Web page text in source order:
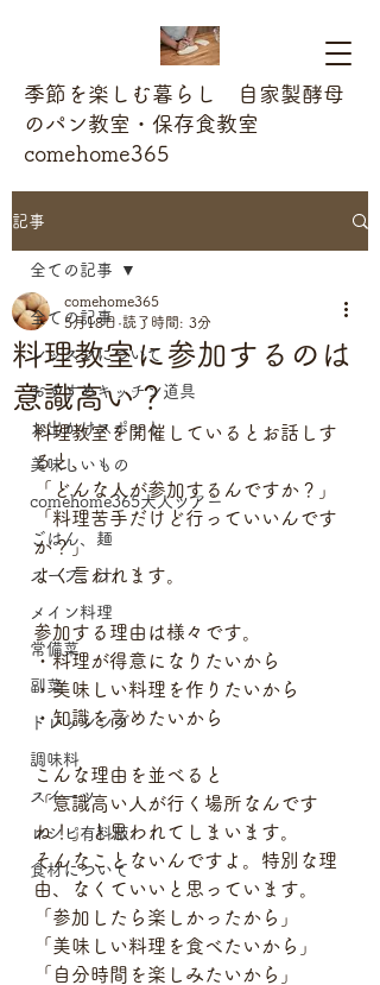
季節を楽しむ暮らし 自家製酵母
のパン教室・保存食教室
comehome365
記事
全ての記事
レッスンについて
おすすめキッチン道具
お出かけスポット
美味しいもの
comehome365大人ツアー
ごはん、麺
スープ、汁
メイン料理
常備菜
副菜
ドレッシング
調味料
スイーツ
レシピ有料版
食材について
全ての記事
料理教室に参加するのは
意識高い？
comehome365
5月18日 読了時間: 3分
料理教室を開催しているとお話しす
ると、
「どんな人が参加するんですか？」
「料理苦手だけど行っていいんです
か？」
よく言われます。
参加する理由は様々です。
・料理が得意になりたいから
・美味しい料理を作りたいから
・知識を高めたいから
こんな理由を並べると
「意識高い人が行く場所なんです
ね！」と思われてしまいます。
そんなことないんですよ。特別な理
由、なくていいと思っています。
「参加したら楽しかったから」
「美味しい料理を食べたいから」
「自分時間を楽しみたいから」